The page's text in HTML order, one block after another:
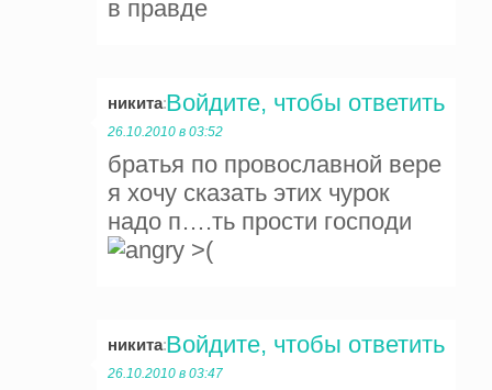
в правде
никита:
26.10.2010 в 03:52
братья по провославной вере
я хочу сказать этих чурок
надо п….ть прости господи
>(
Войдите, чтобы ответить
никита:
26.10.2010 в 03:47
Войдите, чтобы ответить